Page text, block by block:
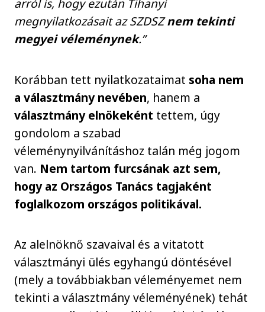
arról is, hogy ezután Tihanyi
megnyilatkozásait az SZDSZnem tekinti
megyei véleménynek.”
Korábban tett nyilatkozataimat soha nem
a választmány nevében, hanem a
választmány elnökeként tettem, úgy
gondolom a szabad
véleménynyilvánításhoz talán még jogom
van. Nem tartom furcsának azt sem,
hogy az Országos Tanács tagjaként
foglalkozom országos politikával.
Az alelnöknő szavaival és a vitatott
választmányi ülés egyhangú döntésével
(mely a továbbiakban véleményemet nem
tekinti a választmány véleményének) tehát